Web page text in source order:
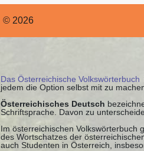
© 2026
Das Österreichische Volkswörterbuch
jedem die Option selbst mit zu
Österreichisches Deutsch
Schriftsprache. Davon zu
Im österreichischen Volkswörterbuch
des Wortschatzes der
auch Studenten in Österreich,